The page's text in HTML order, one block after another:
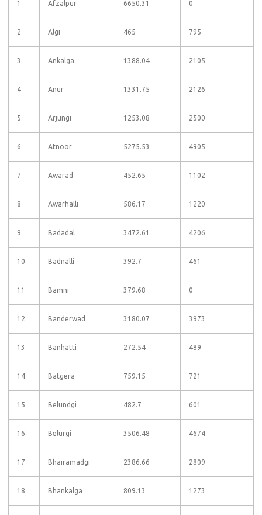
1 Afzalpur 6650.31 0
2 Algi 465 795
3 Ankalga 1388.04 2105
4 Anur 1331.75 2126
5 Arjungi 1253.08 2500
6 Atnoor 5275.53 4905
7 Awarad 452.65 1102
8 Awarhalli 586.17 1220
9 Badadal 3472.61 4206
10 Badnalli 392.7 461
11 Bamni 379.68 0
12 Banderwad 3180.07 3973
13 Banhatti 272.54 489
14 Batgera 759.15 721
15 Belundgi 482.7 601
16 Belurgi 3506.48 4674
17 Bhairamadgi 2386.66 2809
18 Bhankalga 809.13 1273